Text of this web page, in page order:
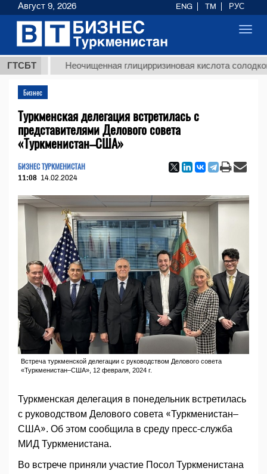
ГТСБТНеочищенная глицирризиновая кислота солодкового
Бизнес
Туркменская делегация встретилась с
представителями Делового совета
«Туркменистан–США»
БИЗНЕС ТУРКМЕНИСТАН
11:08 14.02.2024
Встреча туркменской делегации с руководством Делового совета
«Туркменистан–США», 12 февраля, 2024 г.
Туркменская делегация в понедельник встретилась
с руководством Делового совета «Туркменистан–
США». Об этом сообщила в среду пресс-служба
МИД Туркменистана.
Во встрече приняли участие Посол Туркменистана
Август 9, 2026 ENG TM РУС